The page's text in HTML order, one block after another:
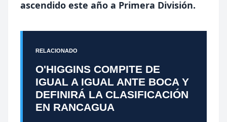
ascendido este año a Primera División.
RELACIONADO
O'HIGGINS COMPITE DE
IGUAL A IGUAL ANTE BOCA Y
DEFINIRÁ LA CLASIFICACIÓN
EN RANCAGUA